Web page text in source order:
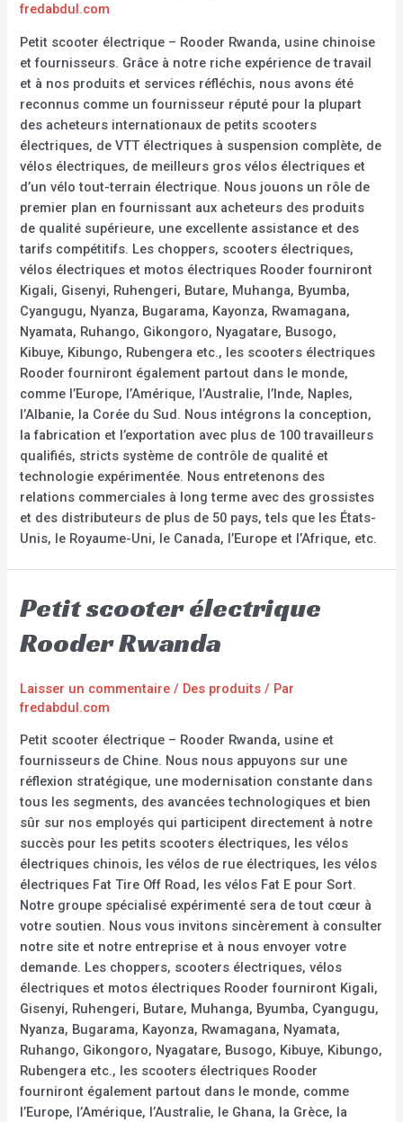
fredabdul.com
Petit scooter électrique – Rooder Rwanda, usine chinoise
et fournisseurs. Grâce à notre riche expérience de travail
et à nos produits et services réfléchis, nous avons été
reconnus comme un fournisseur réputé pour la plupart
des acheteurs internationaux de petits scooters
électriques, de VTT électriques à suspension complète, de
vélos électriques, de meilleurs gros vélos électriques et
d’un vélo tout-terrain électrique. Nous jouons un rôle de
premier plan en fournissant aux acheteurs des produits
de qualité supérieure, une excellente assistance et des
tarifs compétitifs. Les choppers, scooters électriques,
vélos électriques et motos électriques Rooder fourniront
Kigali, Gisenyi, Ruhengeri, Butare, Muhanga, Byumba,
Cyangugu, Nyanza, Bugarama, Kayonza, Rwamagana,
Nyamata, Ruhango, Gikongoro, Nyagatare, Busogo,
Kibuye, Kibungo, Rubengera etc., les scooters électriques
Rooder fourniront également partout dans le monde,
comme l’Europe, l’Amérique, l’Australie, l’Inde, Naples,
l’Albanie, la Corée du Sud. Nous intégrons la conception,
la fabrication et l’exportation avec plus de 100 travailleurs
qualifiés, stricts système de contrôle de qualité et
technologie expérimentée. Nous entretenons des
relations commerciales à long terme avec des grossistes
et des distributeurs de plus de 50 pays, tels que les États-
Unis, le Royaume-Uni, le Canada, l’Europe et l’Afrique, etc.
Petit scooter électrique
Rooder Rwanda
Laisser un commentaire / Des produits / Par
fredabdul.com
Petit scooter électrique – Rooder Rwanda, usine et
fournisseurs de Chine. Nous nous appuyons sur une
réflexion stratégique, une modernisation constante dans
tous les segments, des avancées technologiques et bien
sûr sur nos employés qui participent directement à notre
succès pour les petits scooters électriques, les vélos
électriques chinois, les vélos de rue électriques, les vélos
électriques Fat Tire Off Road, les vélos Fat E pour Sort.
Notre groupe spécialisé expérimenté sera de tout cœur à
votre soutien. Nous vous invitons sincèrement à consulter
notre site et notre entreprise et à nous envoyer votre
demande. Les choppers, scooters électriques, vélos
électriques et motos électriques Rooder fourniront Kigali,
Gisenyi, Ruhengeri, Butare, Muhanga, Byumba, Cyangugu,
Nyanza, Bugarama, Kayonza, Rwamagana, Nyamata,
Ruhango, Gikongoro, Nyagatare, Busogo, Kibuye, Kibungo,
Rubengera etc., les scooters électriques Rooder
fourniront également partout dans le monde, comme
l’Europe, l’Amérique, l’Australie, le Ghana, la Grèce, la